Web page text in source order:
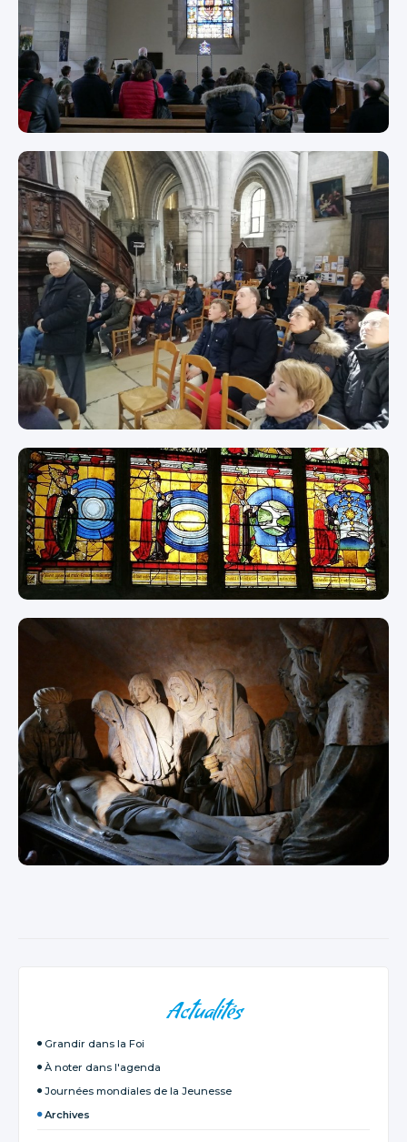
Actualités
Grandir dans la Foi
À noter dans l'agenda
Journées mondiales de la Jeunesse
Archives